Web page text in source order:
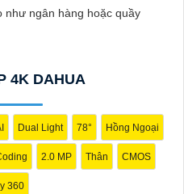
sự ổn định và chất lượng
hãng với mức giá vô cùng
như ngân hàng hoặc quầy
4K DAHUA
Dual Light 78° Hồng Ngoại
2.0 MP Thân CMOS
360